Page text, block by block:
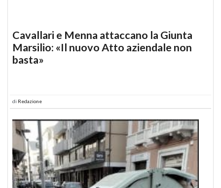
Cavallari e Menna attaccano la Giunta
Marsilio: «Il nuovo Atto aziendale non
basta»
di Redazione